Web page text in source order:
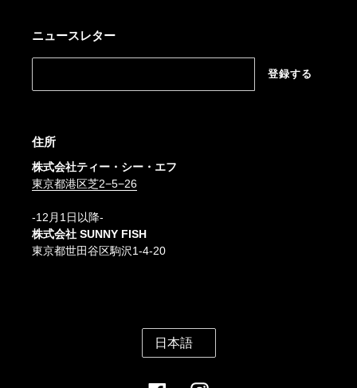
ニュースレター
登録する
住所
株式会社ティー・シー・エフ
東京都港区芝2−5−26
-12月1日以降-
株式会社 SUNNY FISH
東京都世田谷区駒沢1-4-20
言
語
日本語